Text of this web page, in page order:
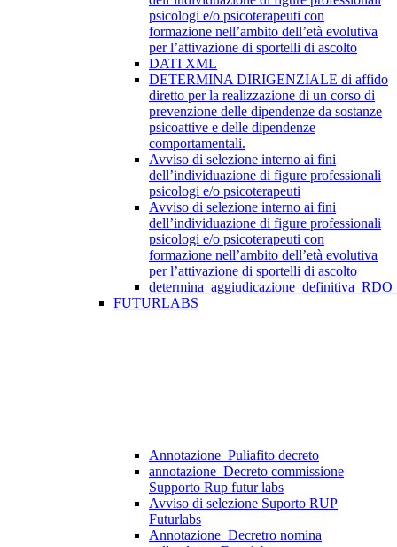
psicologi e/o psicoterapeuti con
formazione nell’ambito dell’età evolutiva
per l’attivazione di sportelli di ascolto
DATI XML
DETERMINA DIRIGENZIALE di affido
diretto per la realizzazione di un corso di
prevenzione delle dipendenze da sostanze
psicoattive e delle dipendenze
comportamentali.
Avviso di selezione interno ai fini
dell’individuazione di figure professionali
psicologi e/o psicoterapeuti
Avviso di selezione interno ai fini
dell’individuazione di figure professionali
psicologi e/o psicoterapeuti con
formazione nell’ambito dell’età evolutiva
per l’attivazione di sportelli di ascolto
FUTURLABS
Annotazione_Puliafito decreto
annotazione_Decreto commissione
Supporto Rup futur labs
Avviso di selezione Suporto RUP
Futurlabs
Annotazione_Decretro nomina